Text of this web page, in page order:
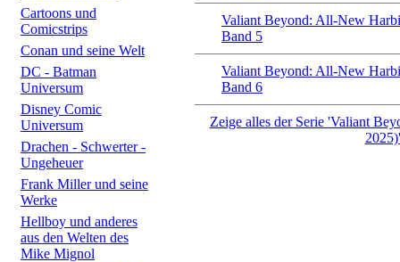
Cartoons und
Comicstrips
Conan und seine Welt
DC - Batman
Universum
Disney Comic
Universum
Drachen - Schwerter -
Ungeheuer
Frank Miller und seine
Werke
Hellboy und anderes
aus den Welten des
Mike Mignol
Valiant Beyond: All-New
Band 5
Valiant Beyond: All-New
Band 6
Zeige alles der Serie 'Valiant
2025)'